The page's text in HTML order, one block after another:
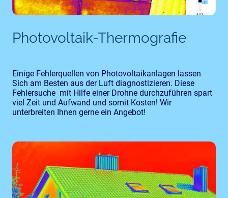
Photovoltaik-Thermografie
Einige Fehlerquellen von Photovoltaikanlagen lassen
Sich am Besten aus der Luft diagnostizieren. Diese
Fehlersuche mit Hilfe einer Drohne durchzuführen spart
viel Zeit und Aufwand und somit Kosten! Wir
unterbreiten Ihnen gerne ein Angebot!